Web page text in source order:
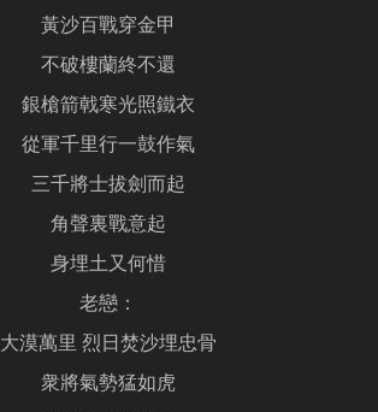
黃沙百戰穿金甲
不破樓蘭終不還
銀槍箭戟寒光照鐵衣
從軍千里行一鼓作氣
三千將士拔劍而起
角聲裏戰意起
身埋土又何惜
老戀：
大漠萬里 烈日焚沙埋忠骨
衆將氣勢猛如虎